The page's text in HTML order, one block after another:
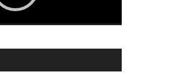
Federación